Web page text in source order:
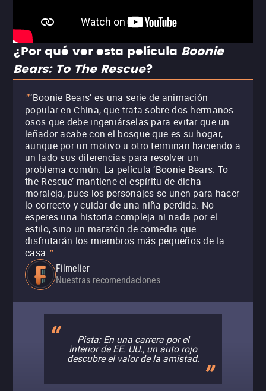
¿Por qué ver esta película Boonie
Bears: To The Rescue?
"‘Boonie Bears’ es una serie de animación
popular en China, que trata sobre dos hermanos
osos que debe ingeniárselas para evitar que un
leñador acabe con el bosque que es su hogar,
aunque por un motivo u otro terminan haciendo a
un lado sus diferencias para resolver un
problema común. La película ‘Boonie Bears: To
the Rescue’ mantiene el espíritu de dicha
moraleja, pues los personajes se unen para hacer
lo correcto y cuidar de una niña perdida. No
esperes una historia compleja ni nada por el
estilo, sino un maratón de comedia que
disfrutarán los miembros más pequeños de la
casa. "
Filmelier
Nuestras recomendaciones
Pista: En una carrera por el
interior de EE. UU., un auto rojo
descubre el valor de la amistad.